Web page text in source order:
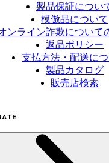
製品保証につい
模倣品について
ンライン詐欺について
返品ポリシー
支払方法・配送に
製品カタログ
販売店検索